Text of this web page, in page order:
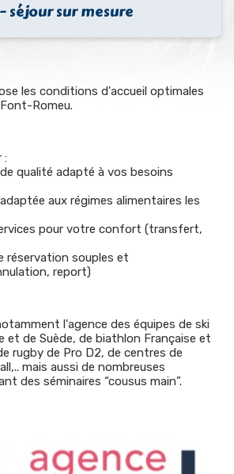
– séjour sur mesure
les conditions d'accueil optimales
Romeu.
:
qualité adapté à vos besoins
aux régimes alimentaires les
pour votre confort (transfert,
souples et
report)
l'agence des équipes de ski
et de Suède, de biathlon Française et
rugby de Pro D2, de centres de
mais aussi de nombreuses
des séminaires “cousus main”.